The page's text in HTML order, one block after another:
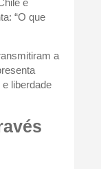
“O que
a
liberdade